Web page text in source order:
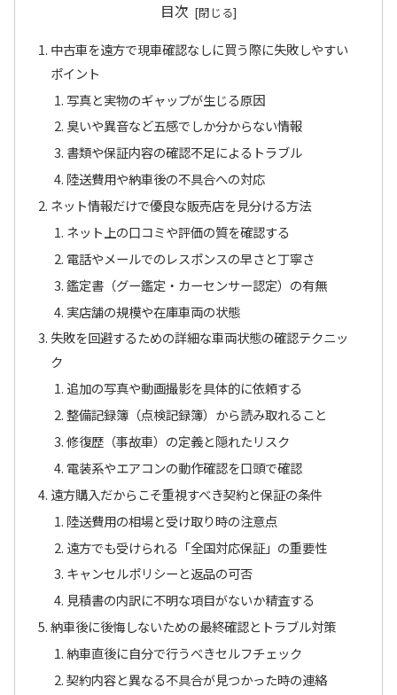
目次
中古車を遠方で現車確認なしに買う際に失敗しやすい
ポイント
写真と実物のギャップが生じる原因
臭いや異音など五感でしか分からない情報
書類や保証内容の確認不足によるトラブル
陸送費用や納車後の不具合への対応
ネット情報だけで優良な販売店を見分ける方法
ネット上の口コミや評価の質を確認する
電話やメールでのレスポンスの早さと丁寧さ
鑑定書（グー鑑定・カーセンサー認定）の有無
実店舗の規模や在庫車両の状態
失敗を回避するための詳細な車両状態の確認テクニッ
ク
追加の写真や動画撮影を具体的に依頼する
整備記録簿（点検記録簿）から読み取れること
修復歴（事故車）の定義と隠れたリスク
電装系やエアコンの動作確認を口頭で確認
遠方購入だからこそ重視すべき契約と保証の条件
陸送費用の相場と受け取り時の注意点
遠方でも受けられる「全国対応保証」の重要性
キャンセルポリシーと返品の可否
見積書の内訳に不明な項目がないか精査する
納車後に後悔しないための最終確認とトラブル対策
納車直後に自分で行うべきセルフチェック
契約内容と異なる不具合が見つかった時の連絡